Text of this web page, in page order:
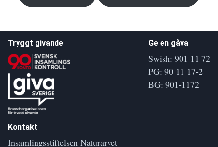
Tryggt givande Ge en gåva
Swish: 901 11 72
PG: 90 11 17-2
BG: 901-1172
Kontakt
Insamlingsstiftelsen Naturarvet